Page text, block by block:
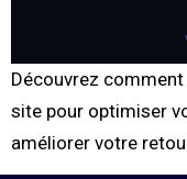
Découvrez
site pour optimiser
améliorer votre